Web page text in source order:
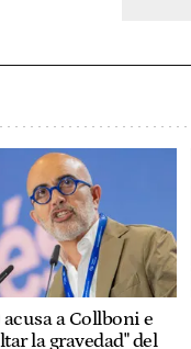
acusa a Collboni e
la gravedad" del